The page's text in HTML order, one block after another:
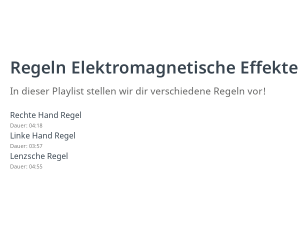
Regeln Elektromagnetische Effekte
In dieser Playlist stellen wir dir verschiedene Regeln vor!
Rechte Hand Regel
Dauer: 04:18
Linke Hand Regel
Dauer: 03:57
Lenzsche Regel
Dauer: 04:55